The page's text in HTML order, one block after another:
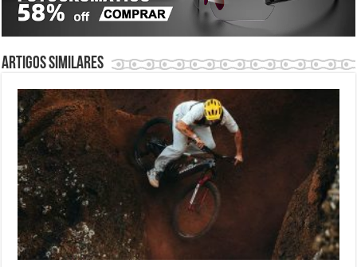
Artigos similares